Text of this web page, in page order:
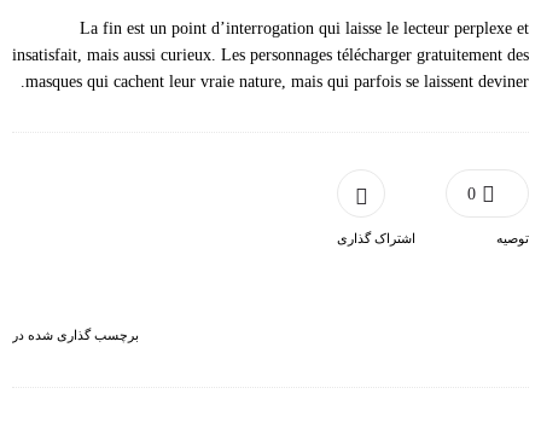
La fin est un point d’interrogation qui laisse le lecteur perplexe et
insatisfait, mais aussi curieux. Les personnages télécharger gratuitement des
masques qui cachent leur vraie nature, mais qui parfois se laissent deviner.
0
توصیه اشتراک گذاری
برچسب گذاری شده در